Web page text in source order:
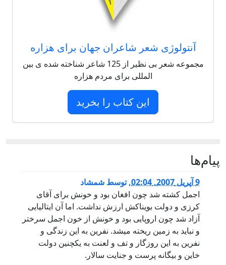
آنتولوژی شعر شاعران جهان برای هزاره
مجموعه شعر بی نظیر از 125 شاعر شناخته شده ی بین
المللی برای مردم هزاره
این کتاب را بخرید
پيام‌ها
9 آپریل 2007, 02:04 ,توسط شمشاد
اجمل کشته شد چون افغان بود و خونش برای آقای
کرزی و دولت بویناکش ارزش نداشت. اما آن ایتالیایی
آزاد شد چون اروپایی بود و خونش از خون اجمل سرختر
و نباید به زمین ریخته میشد. نفرین به این زندگی و
نفرین به این روزگار و تف و لعنت به یکچنین دولت
خاین و بیگانه پرست و جنایت سالار.